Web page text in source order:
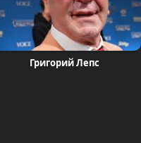
Григорий Лепс